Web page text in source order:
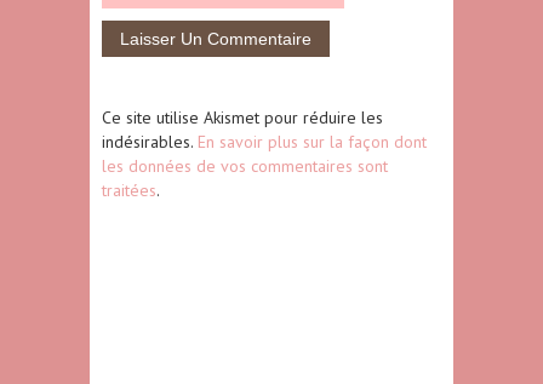
Ce site utilise Akismet pour réduire les
indésirables. En savoir plus sur la façon dont
les données de vos commentaires sont
traitées.